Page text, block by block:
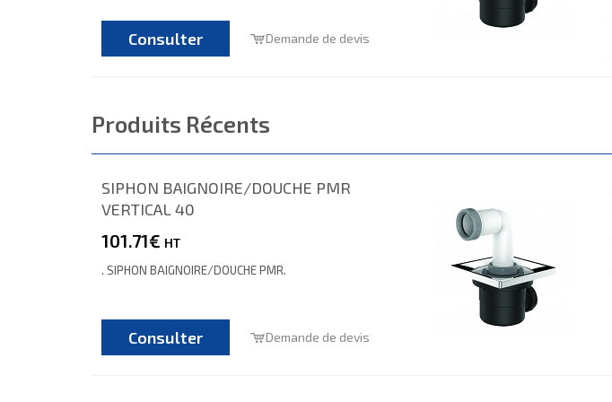
Consulter Demande de devis
Produits Récents
SIPHON BAIGNOIRE/DOUCHE PMR
VERTICAL 40
101.71€ HT
. SIPHON BAIGNOIRE/DOUCHE PMR.
Consulter Demande de devis